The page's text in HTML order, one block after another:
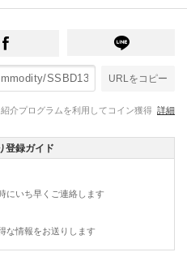
URLをコピー
紹介プログラムを利用してコイン獲得 詳細
登録ガイド
にいち早くご連絡します
な情報をお送りします